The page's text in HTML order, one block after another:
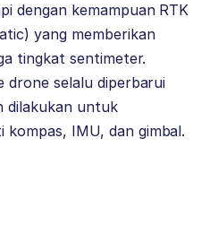
dengan kemampuan RTK
yang memberikan
tingkat sentimeter.
drone selalu diperbarui
dilakukan untuk
kompas, IMU, dan gimbal.